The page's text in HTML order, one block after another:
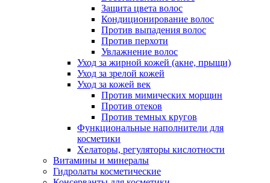
Защита цвета волос
Кондиционирование волос
Против выпадения волос
Против перхоти
Увлажнение волос
Уход за жирной кожей (акне, прыщи)
Уход за зрелой кожей
Уход за кожей век
Против мимических морщин
Против отеков
Против темных кругов
Функциональные наполнители для
косметики
Хелаторы, регуляторы кислотности
Витамины и минералы
Гидролаты косметические